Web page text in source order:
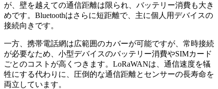
が、壁を越えての通信距離は限られ、バッテリー消費も大き
めです。Bluetoothはさらに短距離で、主に個人用デバイスの
接続向きです。
一方、携帯電話網は広範囲のカバーが可能ですが、常時接続
が必要なため、小型デバイスのバッテリー消費やSIMカード
ごとのコストが高くつきます。LoRaWANは、通信速度を犠
牲にする代わりに、圧倒的な通信距離とセンサーの長寿命を
両立しています。